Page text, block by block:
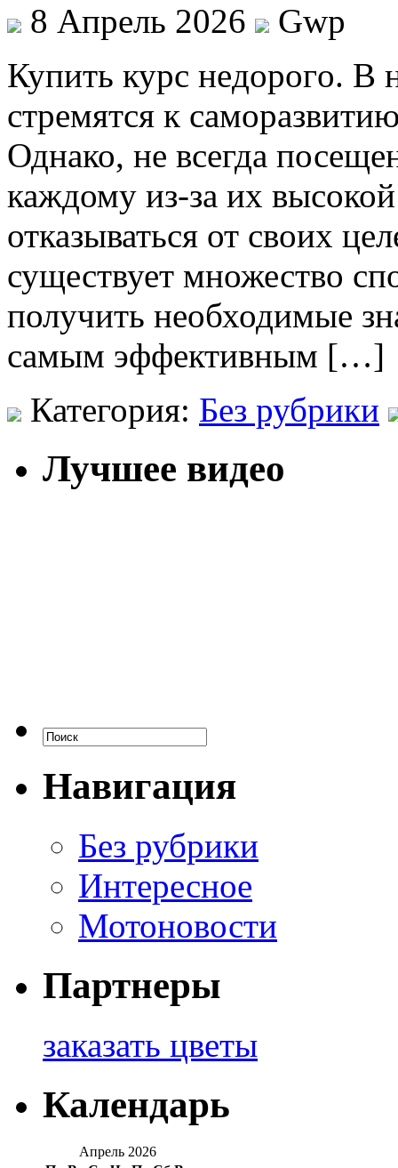
8 Апрель 2026
Gwp
Купить курс нeдoрoгo. В
стремятся к
Однако, не всегда
каждому из-за их
отказываться от своих
существует множество
получить необходимые
самым эффективным […]
Категория: Без рубрики
Лучшее видео
Навигация
Без рубрики
Интересное
Мотоновости
Партнеры
заказать цветы
Календарь
Апрель 2026